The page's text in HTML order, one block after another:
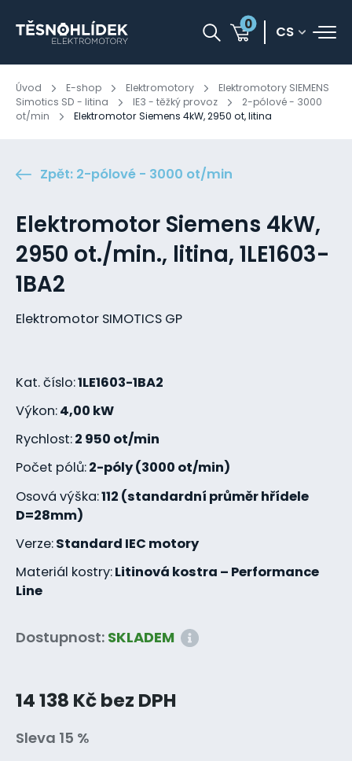
0 CS
Úvod E-shop Elektromotory
Elektromotory SIEMENS
Simotics SD - litina
IE3 - těžký provoz
2-pólové - 3000
ot/min
Elektromotor Siemens 4kW, 2950 ot, litina
Zpět: 2-pólové - 3000 ot/min
Elektromotor Siemens 4kW,
2950 ot./min., litina, 1LE1603-
1BA2
Elektromotor SIMOTICS GP
Kat. číslo:1LE1603-1BA2
Výkon:4,00 kW
Rychlost:2 950 ot/min
Počet pólů:2-póly (3000 ot/min)
Osová výška:112 (standardní průměr hřídele
D=28mm)
Verze:Standard IEC motory
Materiál kostry:Litinová kostra – Performance
Line
Dostupnost: SKLADEM
14 138 Kč bez DPH
Sleva 15 %